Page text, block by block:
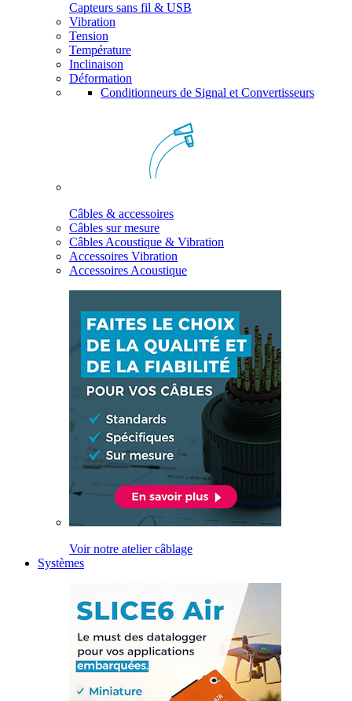
Capteurs sans fil & USB
Vibration
Tension
Température
Inclinaison
Déformation
Conditionneurs de Signal et Convertisseurs
Câbles & accessoires
Câbles sur mesure
Câbles Acoustique & Vibration
Accessoires Vibration
Accessoires Acoustique
Voir notre atelier câblage
Systèmes